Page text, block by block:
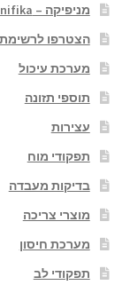
מניפיקה – manifika
הצטרפו
מערכת עיכול
תוספי תזונה
עצירות
תפקודי מוח
בדיקות מעבדה
מוצרי צריכה
מערכת חיסון
תפקודי לב